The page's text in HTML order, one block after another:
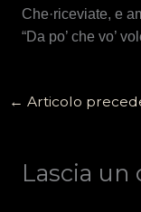
Che·riceviate, e
“Da po’ che vo’
← Articolo
Lascia